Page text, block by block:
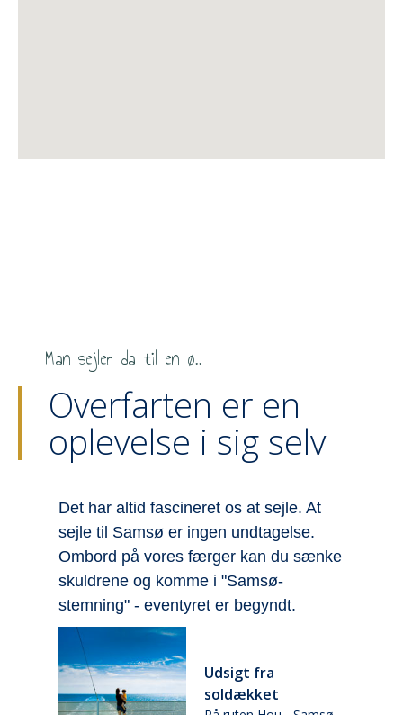
Man sejler da til en ø..
Overfarten er en
oplevelse i sig selv
Det har altid fascineret os at sejle. At
sejle til Samsø er ingen undtagelse.
Ombord på vores færger kan du sænke
skuldrene og komme i "Samsø-
stemning" - eventyret er begyndt.
Udsigt fra
soldækket